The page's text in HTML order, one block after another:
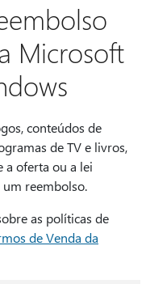
Microsoft
conteúdos de
de TV e livros,
a oferta ou a lei
reembolso.
as políticas de
de Venda da